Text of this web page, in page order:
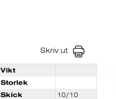
Skriv ut
Vikt
Storlek
Skick
10/10